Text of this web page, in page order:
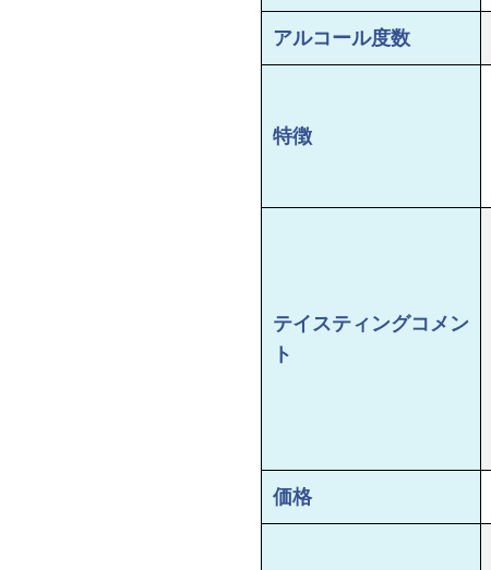
アルコール度数
特徴
テイスティングコメン
ト
価格